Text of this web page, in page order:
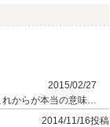
2015/02/27
からが本当の意味で
2014/11/16投稿